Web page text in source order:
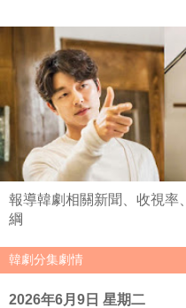
報導韓劇相關新聞、收視率
綱
2026年6月9日 星期二